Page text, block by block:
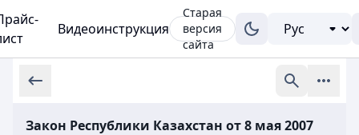
Видеоинструкция
Старая
версия
сайта
Закон Республики Казахстан от 8 мая 2007